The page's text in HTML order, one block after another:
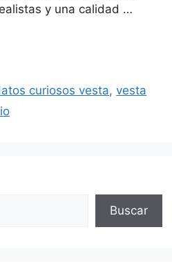
y una calidad …
curiosos vesta,vesta
Buscar